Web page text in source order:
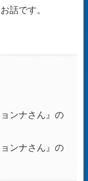
話です。
ンナさん』の
ンナさん』の